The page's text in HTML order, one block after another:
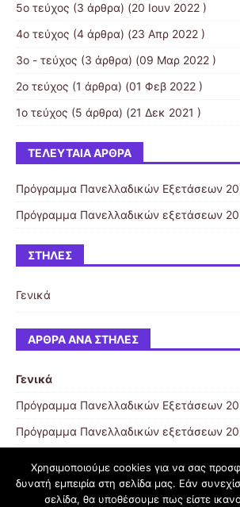
5ο τεύχος (3 άρθρα) (20 Ιουν 2022 )
4ο τεύχος (4 άρθρα) (23 Απρ 2022 )
3ο - τεύχος (3 άρθρα) (09 Μαρ 2022 )
2ο τεύχος (1 άρθρα) (01 Φεβ 2022 )
1ο τεύχος (5 άρθρα) (21 Δεκ 2021 )
ΤΕΛΕΥΤΑΊΑ ΆΡΘΡΑ
Πρόγραμμα Πανελλαδικών Εξετάσεων
Πρόγραμμα Πανελλαδικών εξετάσεων
ΣΤΉΛΕΣ
Γενικά
ΆΡΘΡΑ ΑΝΆ ΣΤΉΛΕΣ
Γενικά
Πρόγραμμα Πανελλαδικών Εξετάσεων
Πρόγραμμα Πανελλαδικών εξετάσεων
schoolpress.sch.gr
Χρησιμοποιούμε cookies για να σας
δυνατή εμπειρία στη σελίδα μας. Εάν
σελίδα, θα υποθέσουμε πως είστε